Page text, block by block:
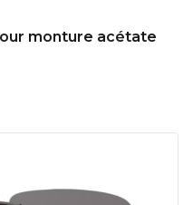
monture acétate